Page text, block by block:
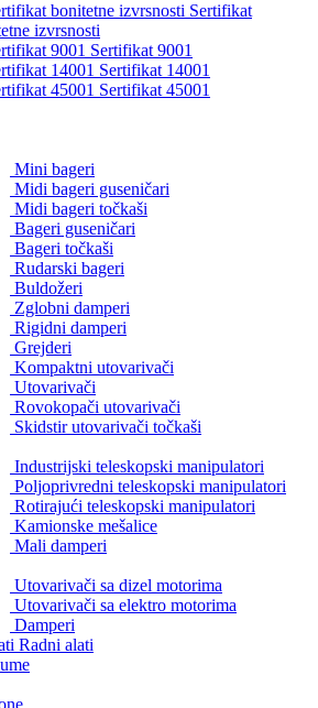
Sertifikat
izvrsnosti
Sertifikat 9001
Sertifikat 14001
Sertifikat 45001
Mini bageri
Midi bageri guseničari
Midi bageri točkaši
Bageri guseničari
Bageri točkaši
Rudarski bageri
Buldožeri
Zglobni damperi
Rigidni damperi
Grejderi
Kompaktni utovarivači
Utovarivači
Rovokopači utovarivači
Skidstir utovarivači točkaši
Industrijski teleskopski manipulatori
Poljoprivredni teleskopski manipulatori
Rotirajući teleskopski manipulatori
Kamionske mešalice
Mali damperi
Utovarivači sa dizel motorima
Utovarivači sa elektro motorima
Damperi
Radni alati